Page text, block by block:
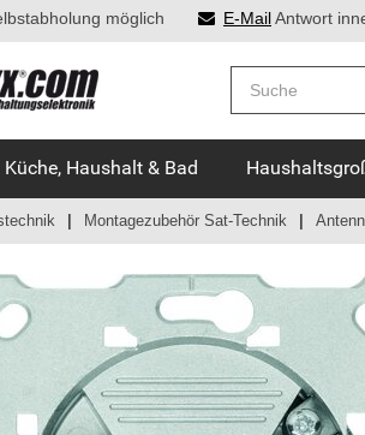
möglich E-MailAntwort
Küche, Haushalt & Bad
Montagezubehör Sat-Technik